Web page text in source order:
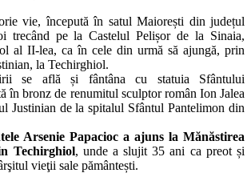
vie, începută în satul Maiorești din județul
trecând pe la Castelul Pelișor de la Sinaia,
al II-lea, ca în cele din urmă să ajungă, prin
la Techirghiol.
se află și fântâna cu statuia Sfântului
în bronz de renumitul sculptor român Ion Jalea
Justinian de la spitalul Sfântul Pantelimon din
Arsenie Papacioc a ajuns la Mănăstirea
Techirghiol, unde a slujit 35 ani ca preot și
vieţii sale pământești.